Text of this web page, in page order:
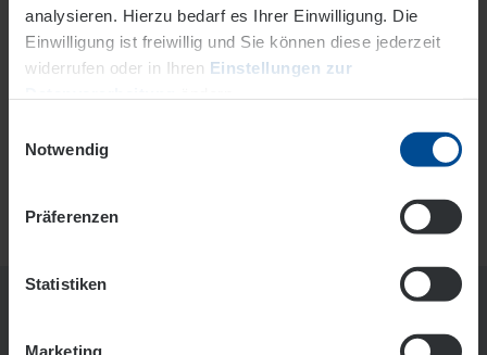
analysieren. Hierzu bedarf es Ihrer Einwilligung. Die
Einwilligung ist freiwillig und Sie können diese jederzeit
widerrufen oder in Ihren Einstellungen zur
Datenschutz
Notwendig
Präferenzen
Statistiken
Marketing
10 % Ermäßigung auf den
Sportbootführerschein,
bei zwei Teilnehmenden keine
Details & Buchung